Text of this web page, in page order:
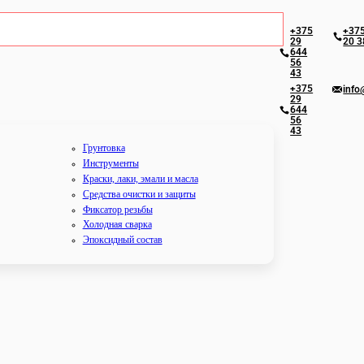
+375
29
644
56
43
20
+375
29
644
56
43
Грунтовка
Инструменты
Краски, лаки, эмали и масла
Средства очистки и защиты
Фиксатор резьбы
Холодная сварка
Эпоксидный состав